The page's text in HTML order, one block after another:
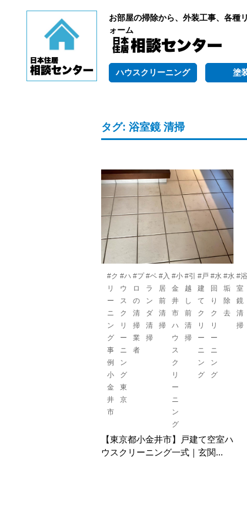
お部屋の掃除から、外装工事、各種
ォーム
ハウスクリーニング 塗
タグ: 浴室鏡 清掃
#ク
リ
ー
ニ
ン
グ
事
例
小
金
井
市
#ハ
ウ
ス
ク
リ
ー
ニ
ン
グ
東
京
#プ
ロ
の
清
掃
業
者
#ベ
ラ
ン
ダ
清
掃
#入
居
前
清
掃
#小
金
井
市
ハ
ウ
ス
ク
リ
ー
ニ
ン
グ
#引
越
し
前
清
掃
#戸
建
て
ク
リ
ー
ニ
ン
グ
#水
回
り
ク
リ
ー
ニ
ン
グ
#水
垢
除
去
#浴
室
鏡
清
掃
【東京都小金井市】戸建て空室ハ
ウスクリーニング一式｜玄関...